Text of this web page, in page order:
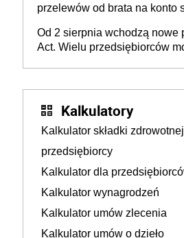
przelewów od brata na konto
darowizna, ale podatku
Od 2 sierpnia wchodzą nowe
Act. Wielu przedsiębiorców
Kalkulatory
Kalkulator składki
przedsiębiorcy
Kalkulator dla
Kalkulator wynagrodzeń
Kalkulator umów zlecenia
Kalkulator umów o dzieło